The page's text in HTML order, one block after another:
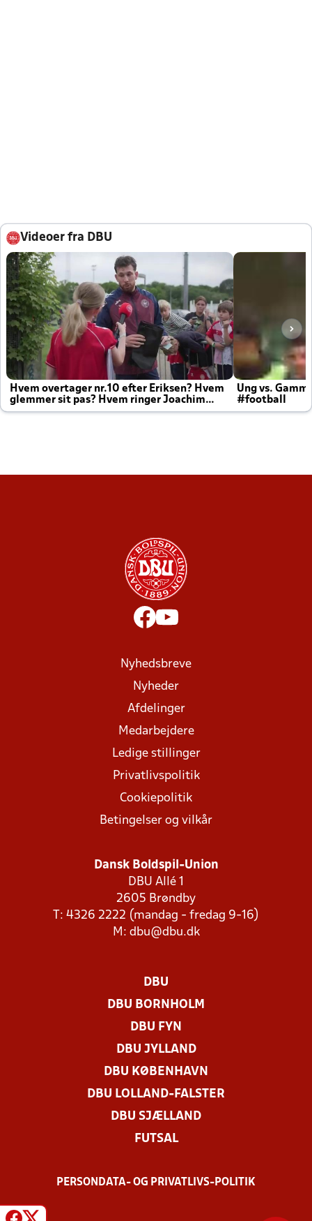
Videoer fra DBU
Hvem overtager nr.10 efter Eriksen? Hvem
glemmer sit pas? Hvem ringer Joachim
altid til efter kampe?
Ung vs.
#football
Nyhedsbreve
Nyheder
Afdelinger
Medarbejdere
Ledige stillinger
Privatlivspolitik
Cookiepolitik
Betingelser og vilkår
Dansk Boldspil-Union
DBU Allé 1
2605 Brøndby
T: 4326 2222 (mandag - fredag 9-16)
M: dbu@dbu.dk
DBU
DBU BORNHOLM
DBU FYN
DBU JYLLAND
DBU KØBENHAVN
DBU LOLLAND-FALSTER
DBU SJÆLLAND
FUTSAL
PERSONDATA- OG PRIVATLIVS-POLITIK